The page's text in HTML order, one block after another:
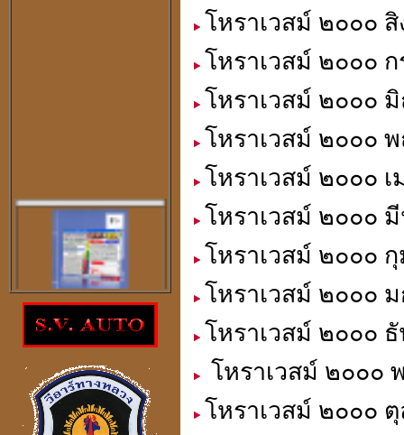
ตรวจสอบโชคลาภความ
ร่ำรวย
ราคา 300บาท
โหราเวสม์ ๒๐๐๐
โหราเวสม์ ๒๐๐๐
โหราเวสม์ ๒๐๐๐
โหราเวสม์ ๒๐๐๐
โหราเวสม์ ๒๐๐๐
โหราเวสม์ ๒๐๐๐
โหราเวสม์ ๒๐๐๐
โหราเวสม์ ๒๐๐๐
โหราเวสม์ ๒๐๐๐
โหราเวสม์ ๒๐๐
โหราเวสม์ ๒๐๐๐